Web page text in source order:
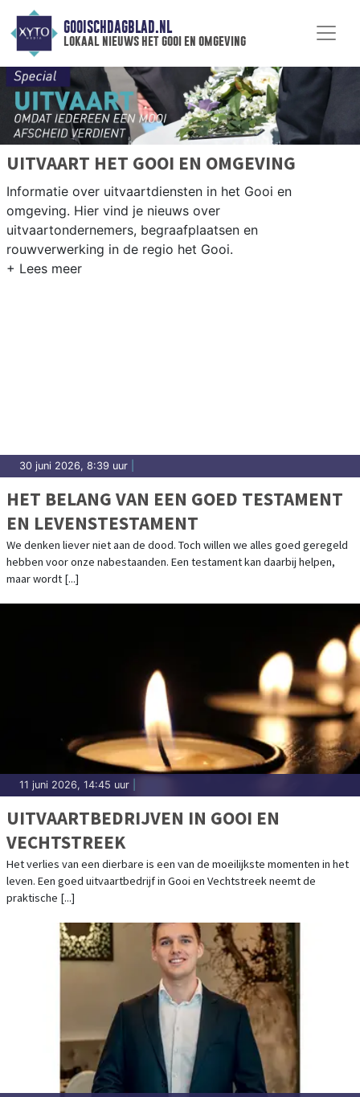
GOOISCHDAGBLAD.NL
lokaal nieuws het gooi en omgeving
UITVAART HET GOOI EN OMGEVING
Informatie over uitvaartdiensten in het Gooi en
omgeving. Hier vind je nieuws over
uitvaartondernemers, begraafplaatsen en
rouwverwerking in de regio het Gooi.
30 juni 2026, 8:39 uur
HET BELANG VAN EEN GOED TESTAMENT
EN LEVENSTESTAMENT
We denken liever niet aan de dood. Toch willen we alles goed geregeld
hebben voor onze nabestaanden. Een testament kan daarbij helpen,
maar wordt [...]
11 juni 2026, 14:45 uur
UITVAARTBEDRIJVEN IN GOOI EN
VECHTSTREEK
Het verlies van een dierbare is een van de moeilijkste momenten in het
leven. Een goed uitvaartbedrijf in Gooi en Vechtstreek neemt de
praktische [...]